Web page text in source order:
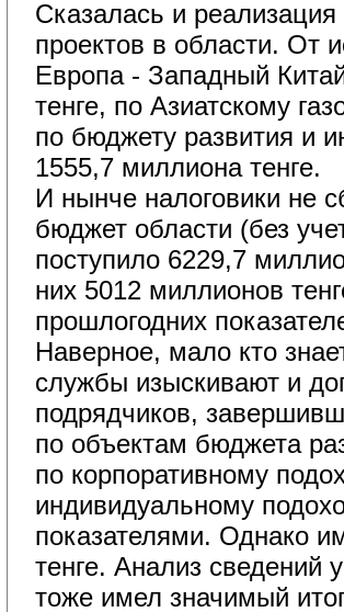
Сказалась и
проектов в области. От
Европа - Западный
тенге, по Азиатскому
по бюджету развития и
1555,7 миллиона тенге.
И нынче налоговики не
бюджет области (без
поступило 6229,7
них 5012 миллионов
прошлогодних
Наверное, мало кто
службы изыскивают и
подрядчиков,
по объектам бюджета
по корпоративному
индивидуальному
показателями. Однако
тенге. Анализ сведений
тоже имел значимый